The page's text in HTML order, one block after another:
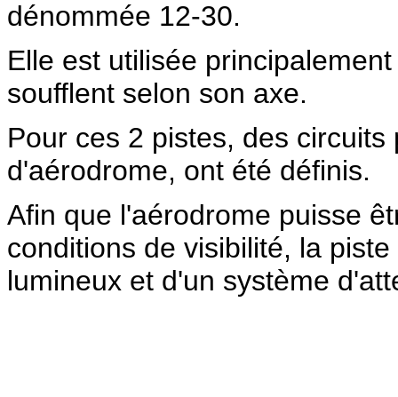
dénommée 12-30.
Elle est utilisée
soufflent selon son axe.
Pour ces 2 pistes, des
d'aérodrome, ont été définis.
Afin que l'aérodrome puisse
conditions de visibilité, la
lumineux et d'un système